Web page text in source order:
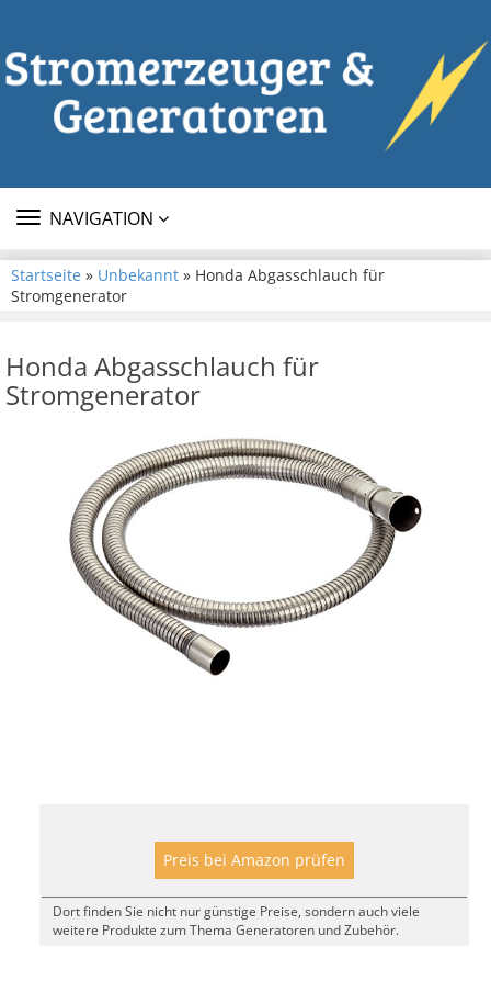
TOGGLE
NAVIGATION
Startseite » Unbekannt » Honda Abgasschlauch für
Stromgenerator
Honda Abgasschlauch für
Stromgenerator
Preis bei Amazon prüfen
Dort finden Sie nicht nur günstige Preise, sondern auch viele
weitere Produkte zum Thema Generatoren und Zubehör.